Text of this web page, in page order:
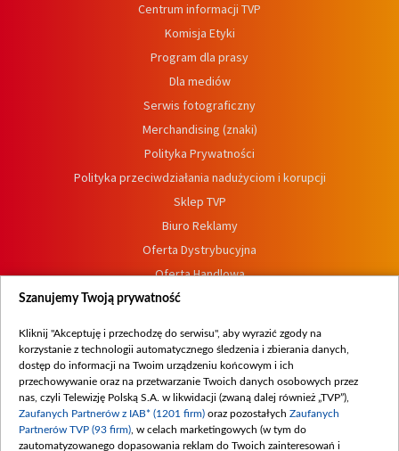
Centrum informacji TVP
Komisja Etyki
Program dla prasy
Dla mediów
Serwis fotograficzny
Merchandising (znaki)
Polityka Prywatności
Polityka przeciwdziałania nadużyciom i korupcji
Sklep TVP
Biuro Reklamy
Oferta Dystrybucyjna
Oferta Handlowa
Dostępność
Procedura zgłoszeń wewnętrznych
Szanujemy Twoją prywatność
Kliknij "Akceptuję i przechodzę do serwisu", aby wyrazić zgody na
korzystanie z technologii automatycznego śledzenia i zbierania danych,
dostęp do informacji na Twoim urządzeniu końcowym i ich
przechowywanie oraz na przetwarzanie Twoich danych osobowych przez
nas, czyli Telewizję Polską S.A. w likwidacji (zwaną dalej również „TVP”),
Zaufanych Partnerów z IAB* (1201 firm) oraz pozostałych Zaufanych
Partnerów TVP (93 firm) , w celach marketingowych (w tym do
zautomatyzowanego dopasowania reklam do Twoich zainteresowań i